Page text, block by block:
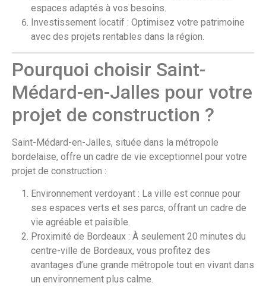
espaces adaptés à vos besoins.
Investissement locatif : Optimisez votre patrimoine
avec des projets rentables dans la région.
Pourquoi choisir Saint-
Médard-en-Jalles pour votre
projet de construction ?
Saint-Médard-en-Jalles, située dans la métropole
bordelaise, offre un cadre de vie exceptionnel pour votre
projet de construction :
Environnement verdoyant : La ville est connue pour
ses espaces verts et ses parcs, offrant un cadre de
vie agréable et paisible.
Proximité de Bordeaux : À seulement 20 minutes du
centre-ville de Bordeaux, vous profitez des
avantages d’une grande métropole tout en vivant dans
un environnement plus calme.